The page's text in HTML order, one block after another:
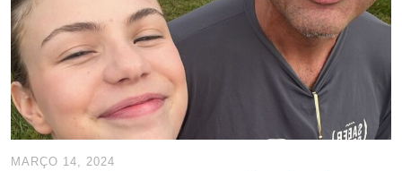
MARÇO 14, 2024